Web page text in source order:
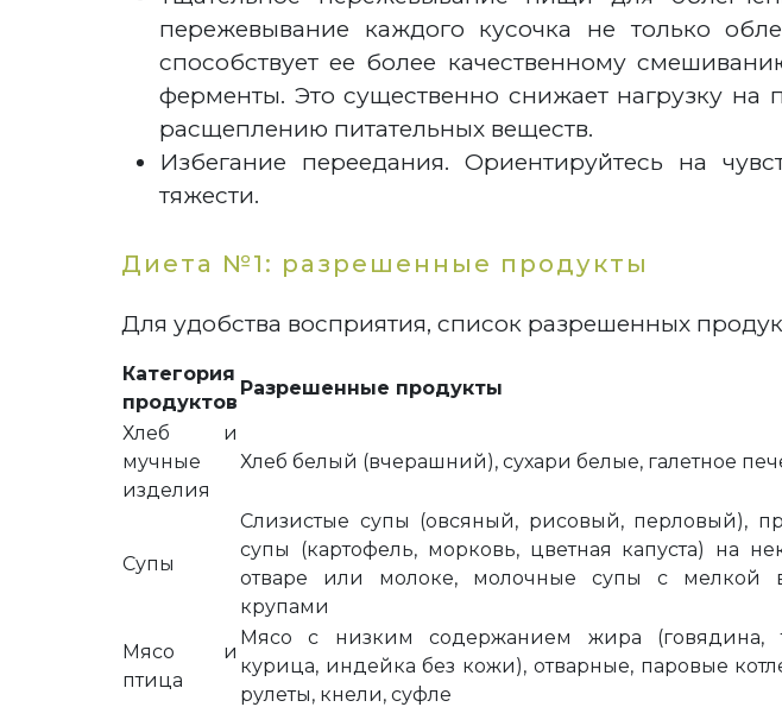
пережевывание каждого кусочка не только
способствует ее более качественному
ферменты. Это существенно снижает нагрузку
расщеплению питательных веществ.
Избегание переедания. Ориентируйтесь на
тяжести.
Диета №1: разрешенные продукты
Для удобства восприятия, список разрешенных
Категория
продуктов
Разрешенные продукты
Хлеб и
мучные
изделия
Хлеб белый (вчерашний), сухари белые, галетное
Супы
Слизистые супы (овсяный, рисовый, перловый),
супы (картофель, морковь, цветная капуста) на
отваре или молоке, молочные супы с мелкой
крупами
Мясо и
птица
Мясо с низким содержанием жира (говядина,
курица, индейка без кожи), отварные, паровые
рулеты, кнели, суфле